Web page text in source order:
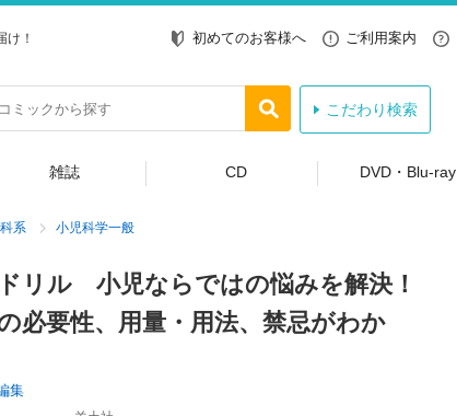
！ 初めてのお客様へ ご利用案内
こだわり検索
雑誌 CD DVD・Blu-ray
系 小児科学一般
リル 小児ならではの悩みを解決！
必要性、用量・用法、禁忌がわか
集